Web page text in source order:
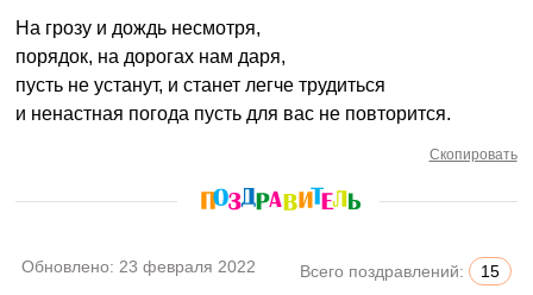
На грозу и дождь несмотря,
порядок, на дорогах нам даря,
пусть не устанут, и станет легче трудиться
и ненастная погода пусть для вас не повторится.
Скопировать
Обновлено: 23 февраля 2022 Всего поздравлений: 15